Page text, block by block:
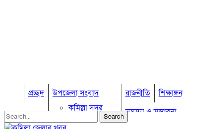
প্রচ্ছদ
উপজেলা সংবাদ
কুমিল্লা সদর
কুমিল্লা সদর দক্ষিণ
রাজনীতি
শিক্ষাঙ্গন
সমস্যা ও সম্ভাবনা